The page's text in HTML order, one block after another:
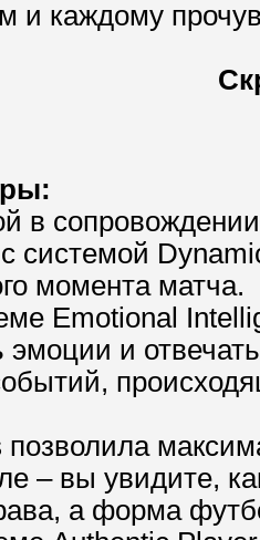
и каждому
в
системой
момента матча.
Emotional
эмоции и
– вы увидите,
а форма